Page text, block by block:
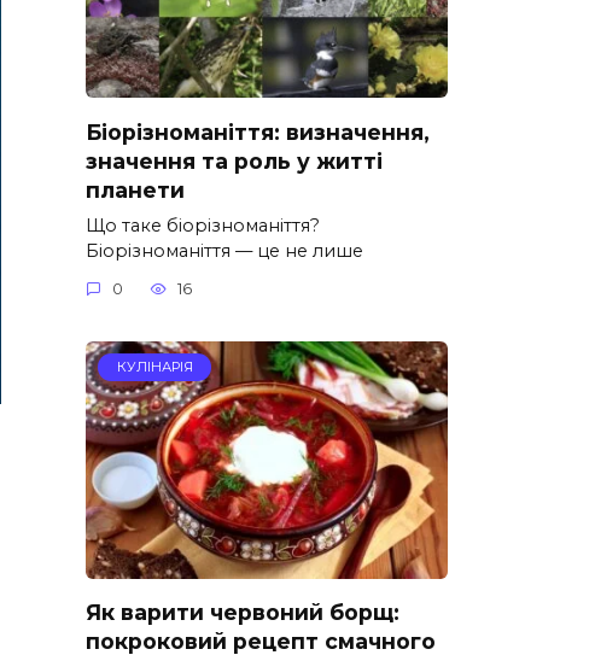
Біорізноманіття: визначення,
значення та роль у житті
планети
Що таке біорізноманіття?
Біорізноманіття — це не лише
0 16
КУЛІНАРІЯ
Як варити червоний борщ:
покроковий рецепт смачного